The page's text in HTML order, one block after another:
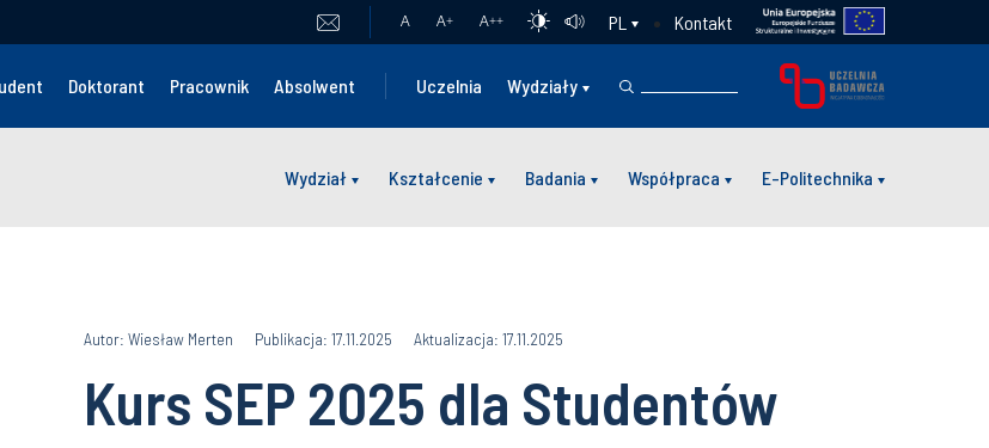
A A+ A++ PL Kontakt
Doktorant Pracownik Absolwent Uczelnia Wydziały
Wydział Kształcenie Badania Współpraca E-Politechnika
Autor: Wiesław Merten Publikacja: 17.11.2025 Aktualizacja: 17.11.2025
Kurs SEP 2025 dla Studentów